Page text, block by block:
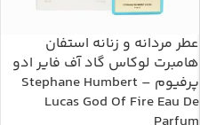
عطر مردانه و زنانه استفان
هامبرت لوکاس گاد آف فایر ادو
پرفیوم – Stephane Humbert
Lucas God Of Fire Eau De